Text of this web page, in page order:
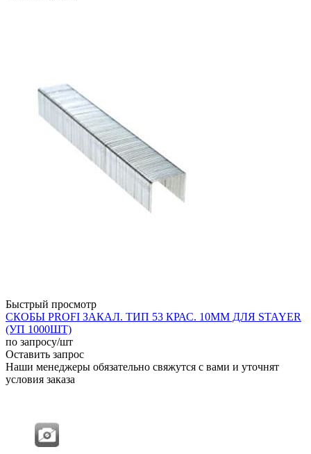
Быстрый просмотр
СКОБЫ PROFI ЗАКАЛ. ТИП 53 КРАС. 10ММ ДЛЯ STAYER
(УП 1000ШТ)
по запросу/шт
Оставить запрос
Наши менеджеры обязательно свяжутся с вами и уточнят
условия заказа